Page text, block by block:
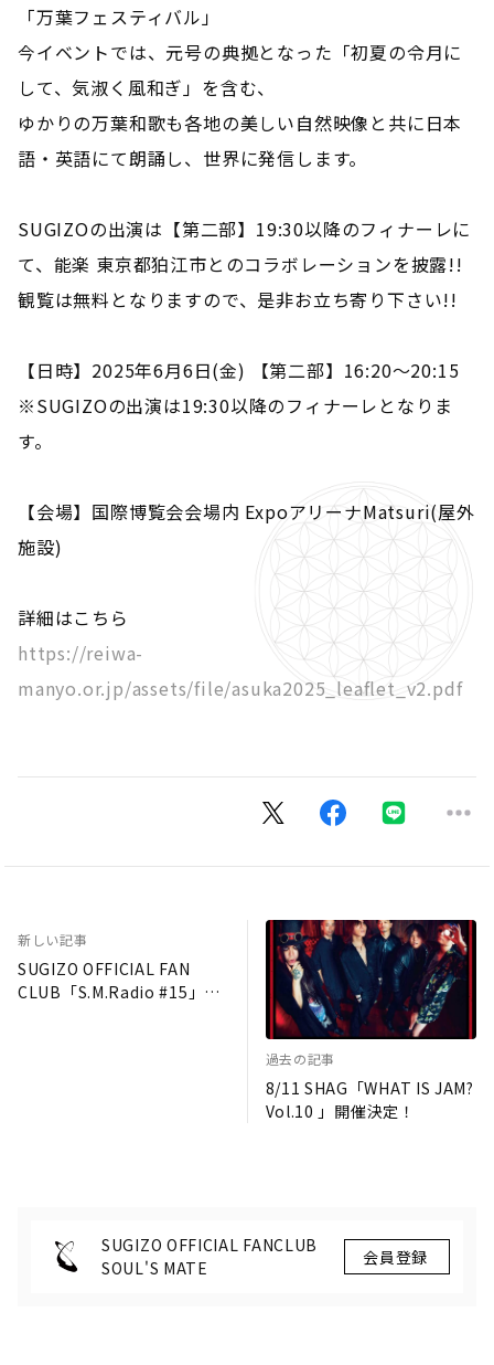
「万葉フェスティバル」
今イベントでは、元号の典拠となった「初夏の令月に
して、気淑く風和ぎ」を含む、
ゆかりの万葉和歌も各地の美しい自然映像と共に日本
語・英語にて朗誦し、世界に発信します。
SUGIZOの出演は【第二部】19:30以降のフィナーレに
て、能楽 東京都狛江市とのコラボレーションを披露!!
観覧は無料となりますので、是非お立ち寄り下さい!!
【日時】2025年6月6日(金) 【第二部】16:20～20:15
※SUGIZOの出演は19:30以降のフィナーレとなりま
す。
【会場】国際博覧会会場内 ExpoアリーナMatsuri(屋外
施設)
詳細はこちら
https://reiwa-
manyo.or.jp/assets/file/asuka2025_leaflet_v2.pdf
新しい記事
SUGIZO OFFICIAL FAN
CLUB「S.M.Radio #15」実
過去の記事
8/11 SHAG「WHAT IS JAM?
Vol.10 」開催決定！
SUGIZO OFFICIAL FANCLUB
SOUL'S MATE